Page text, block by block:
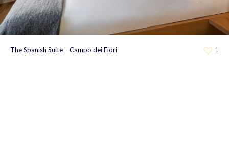
The Spanish Suite – Campo dei Fiori 1